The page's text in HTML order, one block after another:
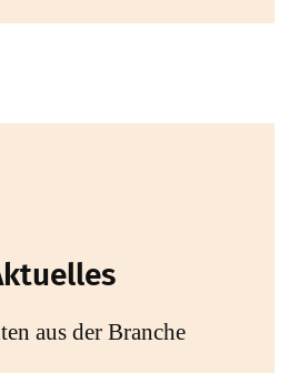
aus der Branche